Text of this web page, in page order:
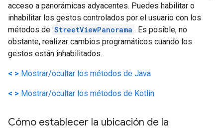
acceso a panorámicas adyacentes. Puedes habilitar o
inhabilitar los gestos controlados por el usuario con los
métodos de StreetViewPanorama . Es posible, no
obstante, realizar cambios programáticos cuando los
gestos están inhabilitados.
< > Mostrar/ocultar los métodos de Java
< > Mostrar/ocultar los métodos de Kotlin
Cómo establecer la ubicación de la